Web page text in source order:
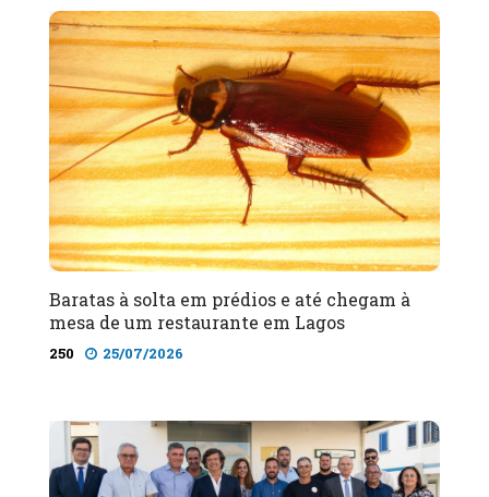
Baratas à solta em prédios e até chegam à
mesa de um restaurante em Lagos
250 25/07/2026